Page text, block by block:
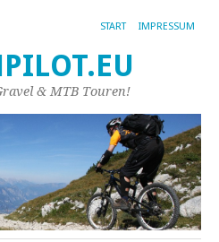
START IMPRESSUM
& MTB Touren!